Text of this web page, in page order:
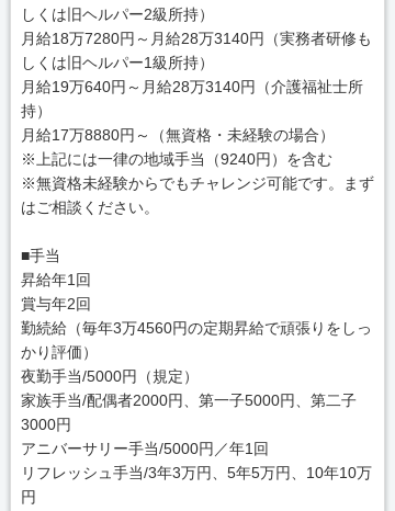
しくは旧ヘルパー2級所持）
月給18万7280円～月給28万3140円（実務者研修も
しくは旧ヘルパー1級所持）
月給19万640円～月給28万3140円（介護福祉士所
持）
月給17万8880円～（無資格・未経験の場合）
※上記には一律の地域手当（9240円）を含む
※無資格未経験からでもチャレンジ可能です。まず
はご相談ください。
■手当
昇給年1回
賞与年2回
勤続給（毎年3万4560円の定期昇給で頑張りをしっ
かり評価）
夜勤手当/5000円（規定）
家族手当/配偶者2000円、第一子5000円、第二子
3000円
アニバーサリー手当/5000円／年1回
リフレッシュ手当/3年3万円、5年5万円、10年10万
円